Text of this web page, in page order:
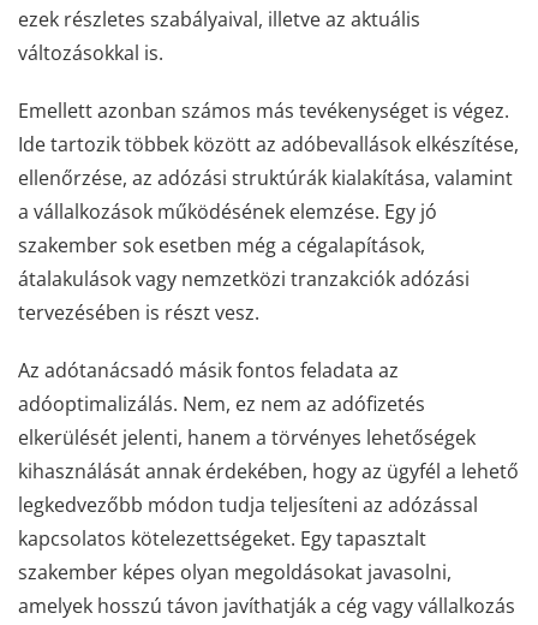
ezek részletes szabályaival, illetve az aktuális
változásokkal is.
Emellett azonban számos más tevékenységet is végez.
Ide tartozik többek között az adóbevallások elkészítése,
ellenőrzése, az adózási struktúrák kialakítása, valamint
a vállalkozások működésének elemzése. Egy jó
szakember sok esetben még a cégalapítások,
átalakulások vagy nemzetközi tranzakciók adózási
tervezésében is részt vesz.
Az adótanácsadó másik fontos feladata az
adóoptimalizálás. Nem, ez nem az adófizetés
elkerülését jelenti, hanem a törvényes lehetőségek
kihasználását annak érdekében, hogy az ügyfél a lehető
legkedvezőbb módon tudja teljesíteni az adózással
kapcsolatos kötelezettségeket. Egy tapasztalt
szakember képes olyan megoldásokat javasolni,
amelyek hosszú távon javíthatják a cég vagy vállalkozás